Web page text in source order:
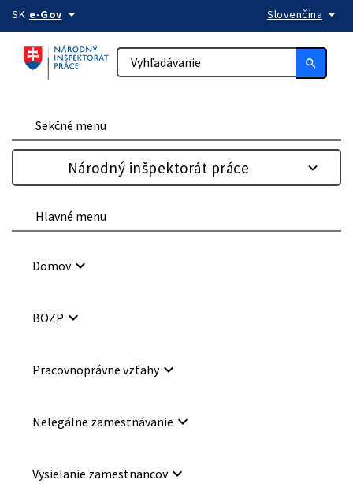
Preskočiť na obsah
SK e-Govarrow_drop_down Slovenčina arrow_drop_down
search
Sekčné menu
Národný inšpektorát práce
Hlavné menu
Domovkeyboard_arrow_down
BOZP keyboard_arrow_down
Pracovnoprávne vzťahykeyboard_arrow_down
Nelegálne zamestnávanie keyboard_arrow_down
Vysielanie zamestnancovkeyboard_arrow_down